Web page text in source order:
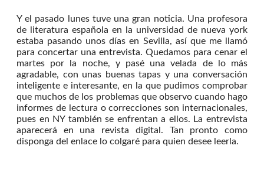
Y el pasado lunes tuve una gran noticia. Una profesora
de literatura española en la universidad de nueva york
estaba pasando unos días en Sevilla, así que me llamó
para concertar una entrevista. Quedamos para cenar el
martes por la noche, y pasé una velada de lo más
agradable, con unas buenas tapas y una conversación
inteligente e interesante, en la que pudimos comprobar
que muchos de los problemas que observo cuando hago
informes de lectura o correcciones son internacionales,
pues en NY también se enfrentan a ellos. La entrevista
aparecerá en una revista digital. Tan pronto como
disponga del enlace lo colgaré para quien desee leerla.